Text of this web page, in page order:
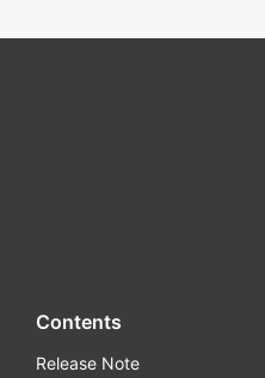
Contents
Release Note